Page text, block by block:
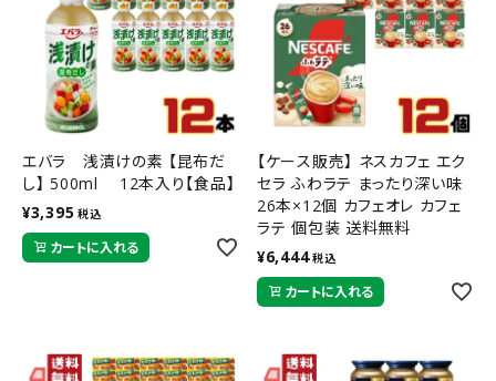
エバラ 浅漬けの素 【昆布だ
し】 500ml 12本入り【食品】
¥3,395 税込
カートに入れる
【ケース販売】 ネスカフェ エク
セラ ふわラテ まったり深い味
26本×12個 カフェオレ カフェ
ラテ 個包装 送料無料
¥6,444 税込
カートに入れる